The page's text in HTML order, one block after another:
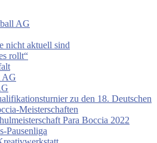
AG
nicht aktuell sind
rollt“
AG
zu den 18. Deutschen
Meisterschaften
Para Boccia 2022
Pausenliga